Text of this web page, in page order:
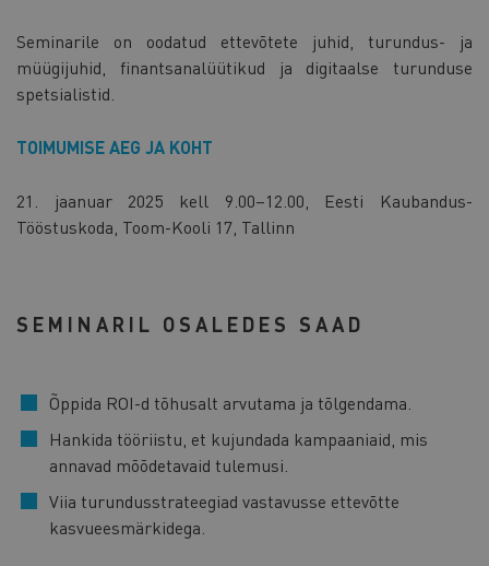
Seminarile on oodatud ettevõtete juhid, turundus- ja
müügijuhid, finantsanalüütikud ja digitaalse turunduse
spetsialistid.
TOIMUMISE AEG JA KOHT
21. jaanuar 2025 kell 9.00–12.00, Eesti Kaubandus-
Tööstuskoda, Toom-Kooli 17, Tallinn
SEMINARIL OSALEDES SAAD
Õppida ROI-d tõhusalt arvutama ja tõlgendama.
Hankida tööriistu, et kujundada kampaaniaid, mis
annavad mõõdetavaid tulemusi.
Viia turundusstrateegiad vastavusse ettevõtte
kasvueesmärkidega.